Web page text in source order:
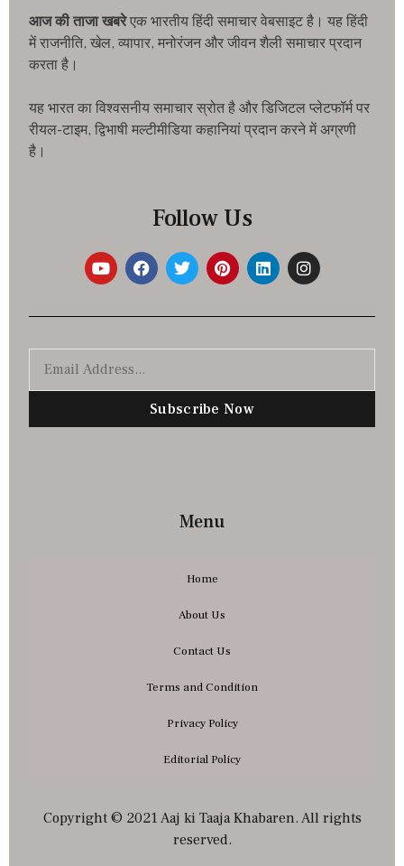
आज की ताजा खबरेएक भारतीय हिंदी समाचार वेबसाइट है। यह हिंदी
में राजनीति, खेल, व्यापार, मनोरंजन और जीवन शैली समाचार प्रदान
करता है।
यह भारत का विश्वसनीय समाचार स्रोत है और डिजिटल प्लेटफॉर्म पर
रीयल-टाइम, द्विभाषी मल्टीमीडिया कहानियां प्रदान करने में अग्रणी
है।
Follow Us
Subscribe Now
Menu
Home
About Us
Contact Us
Terms and Condition
Privacy Policy
Editorial Policy
Copyright © 2021 Aaj ki Taaja Khabaren. All rights
reserved.